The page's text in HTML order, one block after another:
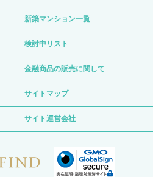
新築マンション一覧
検討中リスト
金融商品の販売に関して
サイトマップ
サイト運営会社